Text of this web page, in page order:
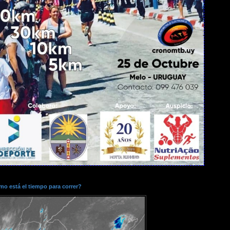
está el tiempo para correr?